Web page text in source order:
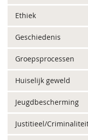
Ethiek
Geschiedenis
Groepsprocessen
Huiselijk geweld
Jeugdbescherming
Justitieel/